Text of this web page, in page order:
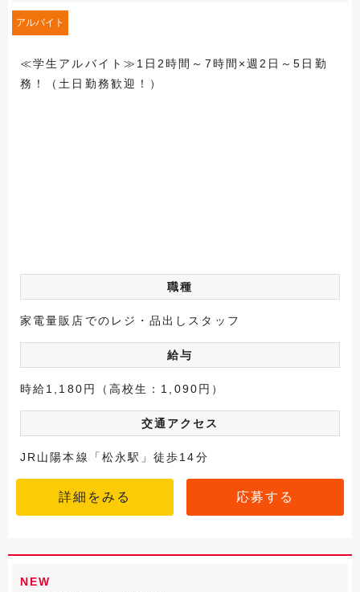
アルバイト
≪学生アルバイト≫1日2時間～7時間×週2日～5日勤
務！（土日勤務歓迎！）
職種
家電量販店でのレジ・品出しスタッフ
給与
時給1,180円（高校生：1,090円）
交通アクセス
JR山陽本線「松永駅」徒歩14分
詳細をみる 応募する
NEW